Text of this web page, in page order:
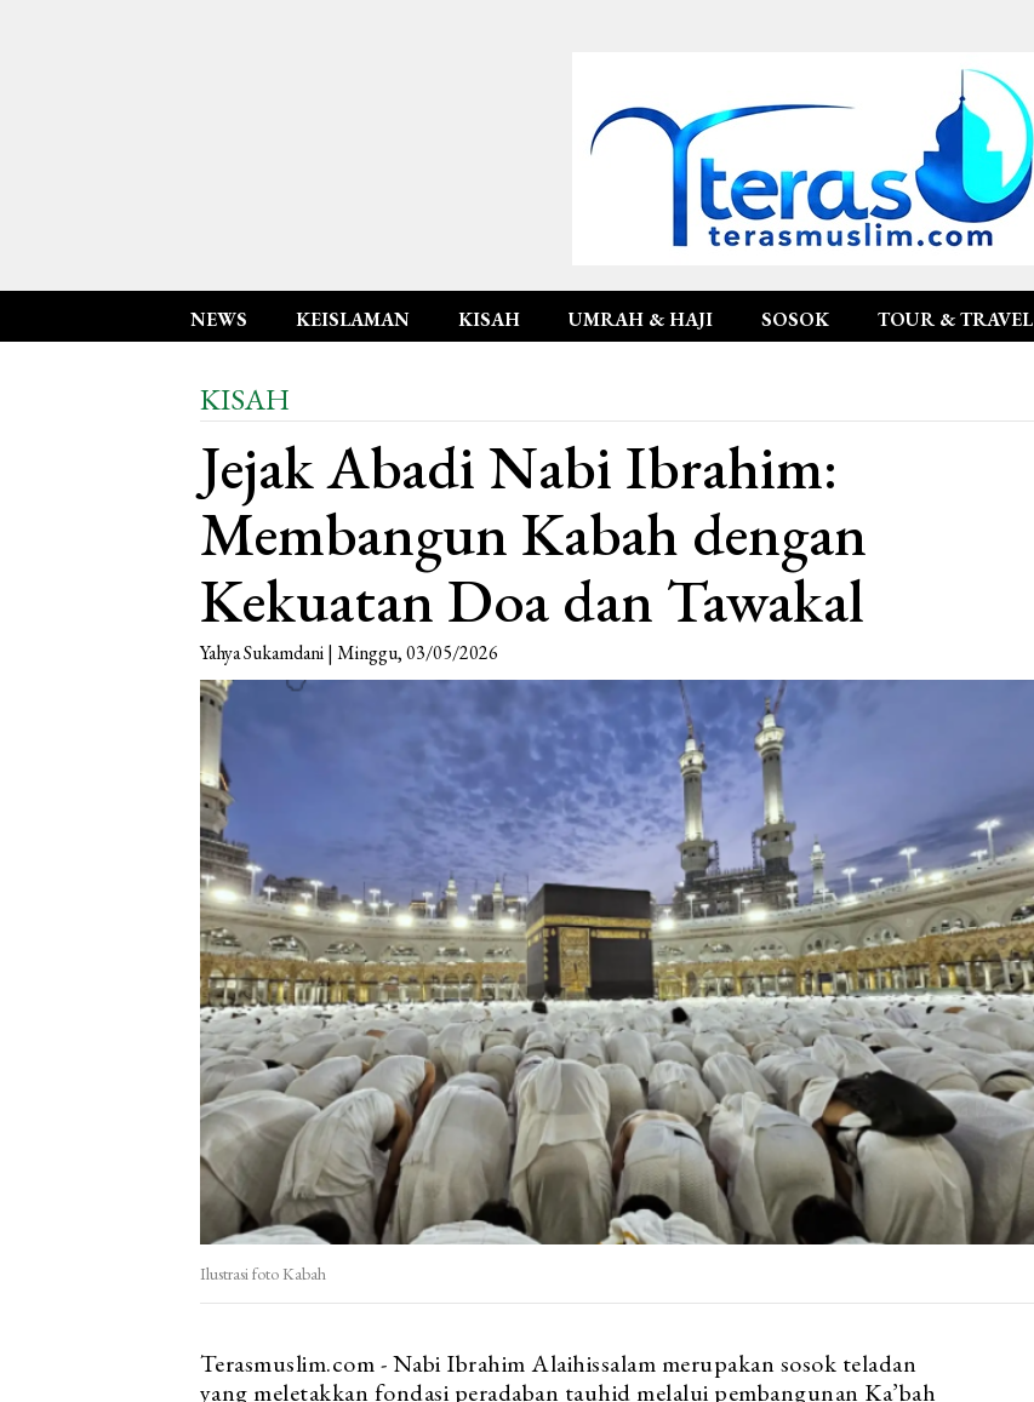
NEWS KEISLAMAN KISAH UMRAH & HAJI SOSOK TOUR & TRAVEL
KISAH
Jejak Abadi Nabi Ibrahim:
Membangun Kabah dengan
Kekuatan Doa dan Tawakal
Yahya Sukamdani | Minggu, 03/05/2026
Ilustrasi foto Kabah
Terasmuslim.com - Nabi Ibrahim Alaihissalam merupakan sosok teladan
yang meletakkan fondasi peradaban tauhid melalui pembangunan Ka’bah